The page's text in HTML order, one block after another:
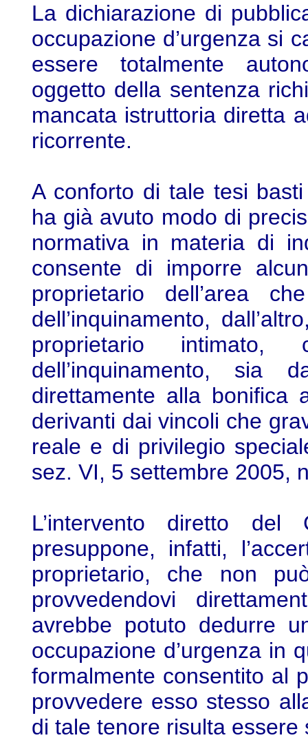
La dichiarazione di
occupazione d’urgenza si
essere totalmente
oggetto della sentenza
mancata istruttoria diretta
ricorrente.
A conforto di tale tesi
ha già avuto modo di
normativa in materia di
consente di imporre
proprietario dell’area
dell’inquinamento,
proprietario
dell’inquinamento,
direttamente alla bonifica
derivanti dai vincoli che
reale e di privilegio
sez. VI, 5 settembre 2005,
L’intervento diretto
presuppone, infatti,
proprietario, che non
provvedendovi
avrebbe potuto dedurre
occupazione d’urgenza in
formalmente consentito al
provvedere esso stesso
di tale tenore risulta